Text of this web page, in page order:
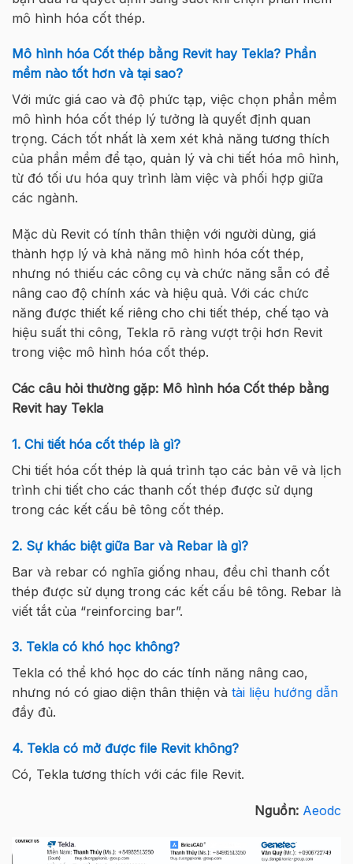
mô hình hóa cốt thép.
Mô hình hóa Cốt thép bằng Revit hay Tekla? Phần
mềm nào tốt hơn và tại sao?
Với mức giá cao và độ phức tạp, việc chọn phần mềm
mô hình hóa cốt thép lý tưởng là quyết định quan
trọng. Cách tốt nhất là xem xét khả năng tương thích
của phần mềm để tạo, quản lý và chi tiết hóa mô hình,
từ đó tối ưu hóa quy trình làm việc và phối hợp giữa
các ngành.
Mặc dù Revit có tính thân thiện với người dùng, giá
thành hợp lý và khả năng mô hình hóa cốt thép,
nhưng nó thiếu các công cụ và chức năng sẵn có để
nâng cao độ chính xác và hiệu quả. Với các chức
năng được thiết kế riêng cho chi tiết thép, chế tạo và
hiệu suất thi công, Tekla rõ ràng vượt trội hơn Revit
trong việc mô hình hóa cốt thép.
Các câu hỏi thường gặp: Mô hình hóa Cốt thép bằng
Revit hay Tekla
1. Chi tiết hóa cốt thép là gì?
Chi tiết hóa cốt thép là quá trình tạo các bản vẽ và lịch
trình chi tiết cho các thanh cốt thép được sử dụng
trong các kết cấu bê tông cốt thép.
2. Sự khác biệt giữa Bar và Rebar là gì?
Bar và rebar có nghĩa giống nhau, đều chỉ thanh cốt
thép được sử dụng trong các kết cấu bê tông. Rebar là
viết tắt của “reinforcing bar”.
3. Tekla có khó học không?
Tekla có thể khó học do các tính năng nâng cao,
nhưng nó có giao diện thân thiện và tài liệu hướng dẫn
đầy đủ.
4. Tekla có mở được file Revit không?
Có, Tekla tương thích với các file Revit.
Nguồn: Aeodc